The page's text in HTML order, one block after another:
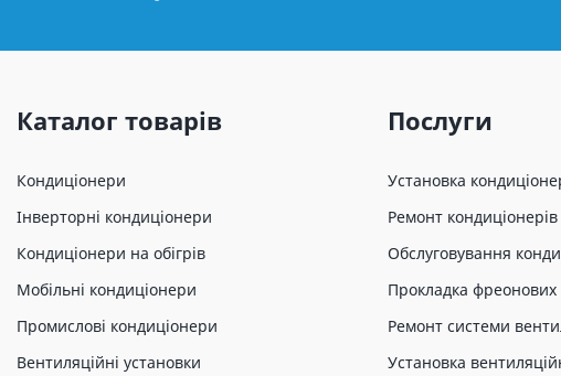
Каталог товарів
Кондиціонери
Інверторні кондиціонери
Кондиціонери на обігрів
Мобільні кондиціонери
Промислові кондиціонери
Вентиляційні установки
Послуги
Установка
Ремонт кондиціонерів
Обслуговування
Прокладка фреонових
Ремонт системи
Установка